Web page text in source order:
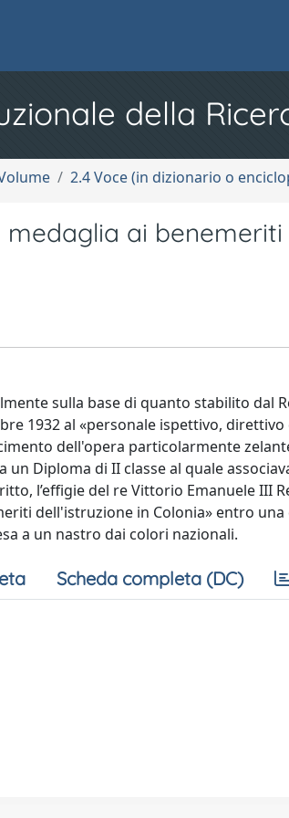
della
2.4 Voce (in dizionario o
ai
sulla base di quanto stabilito dal
1932 al «personale ispettivo,
dell'opera particolarmente
un Diploma di II classe al quale
l’effigie del re Vittorio Emanuele III
dell'istruzione in Colonia» entro
a un nastro dai colori nazionali.
Scheda completa (DC)